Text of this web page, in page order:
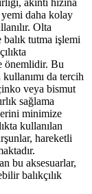
yemi daha kolay
Olta
balık tutma işlemi
önemlidir. Bu
da tercih
veya bismut
sağlama
minimize
kullanılan
hareketli
bu aksesuarlar,
balıkçılık